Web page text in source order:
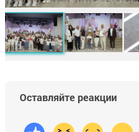
Оставляйте реакции